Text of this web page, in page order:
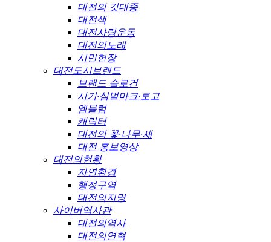
대전의 깃대종
대전색
대전사랑운동
대전의노래
시민헌장
대전도시브랜드
브랜드 슬로건
시기·심벌마크·로고
엠블럼
캐릭터
대전의 꽃·나무·새
대전 홍보영상
대전의현황
자연환경
행정구역
대전의지명
사이버역사관
대전의역사
대전의연혁